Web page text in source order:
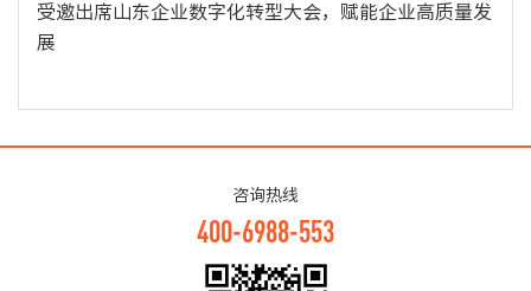
受邀出席山东企业数字化转型大会，赋能企业高质量发
展
咨询热线
400-6988-553